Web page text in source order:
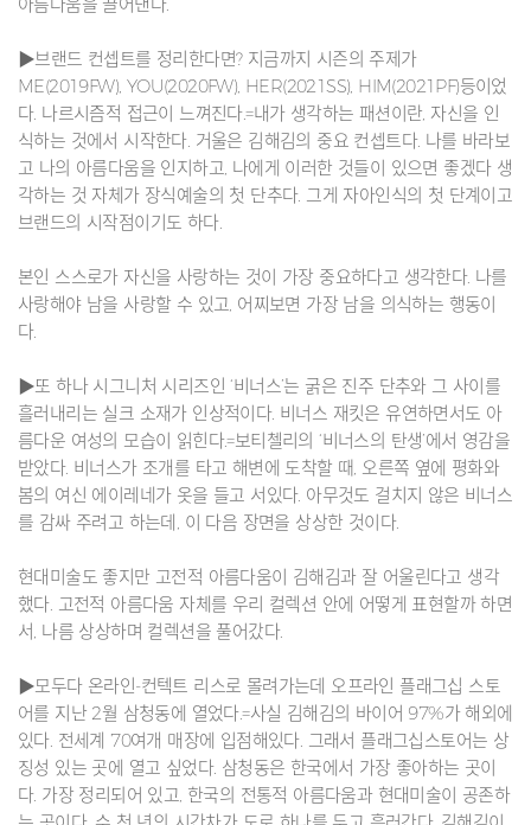
▶브랜드 컨셉트를 정리한다면? 지금까지 시즌의 주제가
ME(2019FW), YOU(2020FW), HER(2021SS), HIM(2021PF)등이었
다. 나르시즘적 접근이 느껴진다.=내가 생각하는 패션이란, 자신을 인
식하는 것에서 시작한다. 거울은 김해김의 중요 컨셉트다. 나를 바라보
고 나의 아름다움을 인지하고, 나에게 이러한 것들이 있으면 좋겠다 생
각하는 것 자체가 장식예술의 첫 단추다. 그게 자아인식의 첫 단계이고
브랜드의 시작점이기도 하다.
본인 스스로가 자신을 사랑하는 것이 가장 중요하다고 생각한다. 나를
사랑해야 남을 사랑할 수 있고, 어찌보면 가장 남을 의식하는 행동이
다.
▶또 하나 시그니처 시리즈인 ‘비너스’는 굵은 진주 단추와 그 사이를
흘러내리는 실크 소재가 인상적이다. 비너스 재킷은 유연하면서도 아
름다운 여성의 모습이 읽힌다.=보티첼리의 ‘비너스의 탄생’에서 영감을
받았다. 비너스가 조개를 타고 해변에 도착할 때, 오른쪽 옆에 평화와
봄의 여신 에이레네가 옷을 들고 서있다. 아무것도 걸치지 않은 비너스
를 감싸 주려고 하는데, 이 다음 장면을 상상한 것이다.
현대미술도 좋지만 고전적 아름다움이 김해김과 잘 어울린다고 생각
했다. 고전적 아름다움 자체를 우리 컬렉션 안에 어떻게 표현할까 하면
서, 나름 상상하며 컬렉션을 풀어갔다.
▶모두다 온라인-컨텍트 리스로 몰려가는데 오프라인 플래그십 스토
어를 지난 2월 삼청동에 열었다.=사실 김해김의 바이어 97%가 해외에
있다. 전세계 70여개 매장에 입점해있다. 그래서 플래그십스토어는 상
징성 있는 곳에 열고 싶었다. 삼청동은 한국에서 가장 좋아하는 곳이
다. 가장 정리되어 있고, 한국의 전통적 아름다움과 현대미술이 공존하